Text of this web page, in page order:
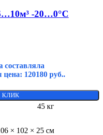
-20…0°C
составляла
120180 руб..
КЛИК
45 кг
× 102 × 25 см